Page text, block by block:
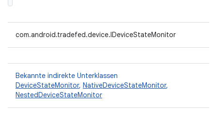
com.android.tradefed.device.IDeviceStateMonitor
Bekannte indirekte Unterklassen
DeviceStateMonitor, NativeDeviceStateMonitor,
NestedDeviceStateMonitor